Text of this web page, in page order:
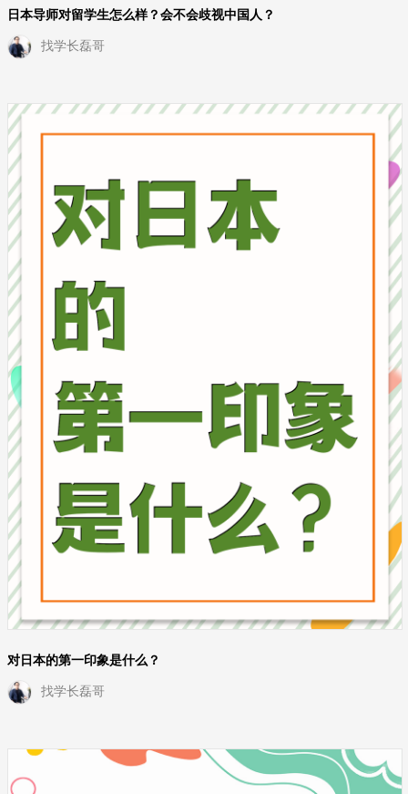
日本导师对留学生怎么样？会不会歧视中国人？
找学长磊哥
对日本的第一印象是什么？
找学长磊哥